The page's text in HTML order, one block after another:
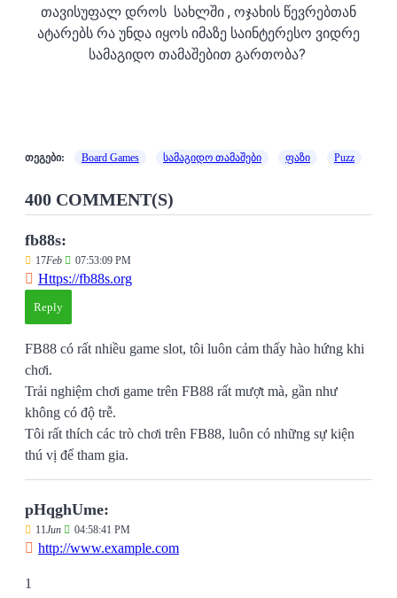
თავისუფალ დროს სახლში , ოჯახის წევრებთან
ატარებს რა უნდა იყოს იმაზე საინტერესო ვიდრე
სამაგიდო თამაშებით გართობა?
თეგები: Board Games სამაგიდო თამაშები ფაზი Puzz
400 COMMENT(S)
fb88s:
17Feb 07:53:09 PM
Https://fb88s.org
Reply
FB88 có rất nhiều game slot, tôi luôn cảm thấy hào hứng khi
chơi.
Trải nghiệm chơi game trên FB88 rất mượt mà, gần như
không có độ trễ.
Tôi rất thích các trò chơi trên FB88, luôn có những sự kiện
thú vị để tham gia.
pHqghUme:
11Jun 04:58:41 PM
http://www.example.com
1